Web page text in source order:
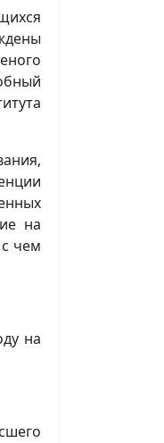
на
чем
на